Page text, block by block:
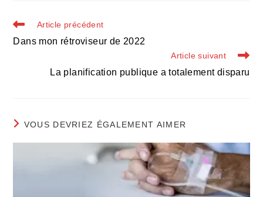
Read
more
Article précédent
Dans mon rétroviseur de 2022
Article suivant
La planification publique a totalement disparu
VOUS DEVRIEZ ÉGALEMENT AIMER